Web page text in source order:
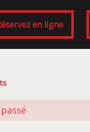
en ligne